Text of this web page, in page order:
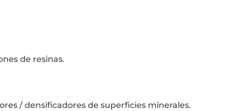
de resinas.
/ densificadores de superficies minerales.